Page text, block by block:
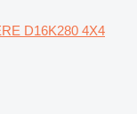
D16K280 4X4